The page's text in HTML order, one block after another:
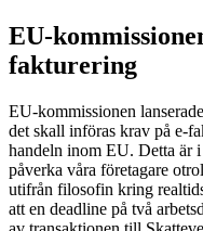
EU-
fakturering
EU-kommissionen
det skall införas krav på e-
handeln inom EU. Detta är
påverka våra företagare
utifrån filosofin kring
att en deadline på två